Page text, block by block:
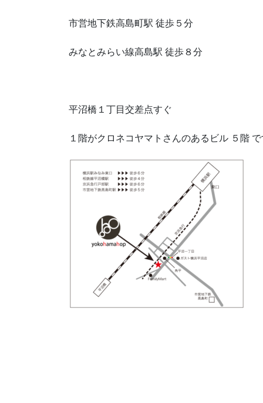
市営地下鉄高島町駅 徒歩５分
みなとみらい線高島駅 徒歩８分
平沼橋１丁目交差点すぐ
１階がクロネコヤマトさんのあるビル ５階 で